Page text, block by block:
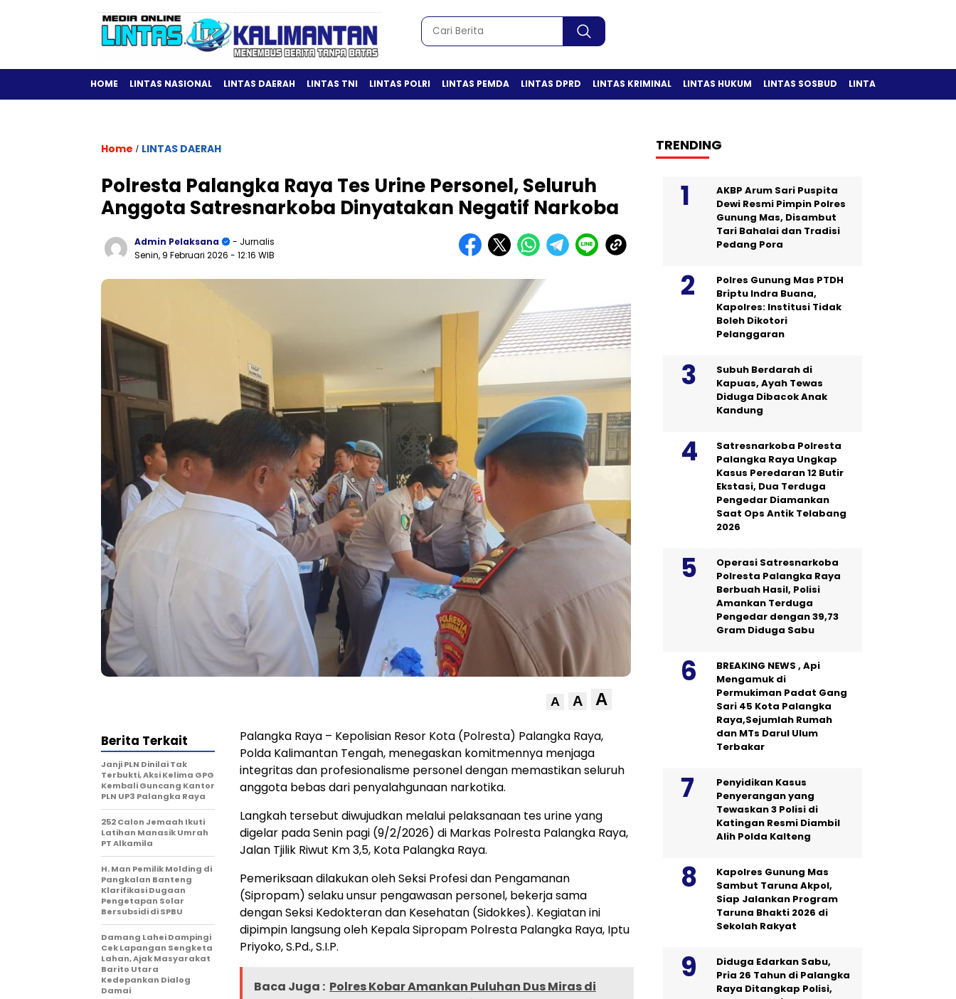
HOME LINTAS NASIONAL LINTAS DAERAH LINTAS TNI LINTAS POLRI LINTAS PEMDA LINTAS DPRD LINTAS KRIMINAL LINTAS HUKUM LINTAS SOSBUD LINTAS OLAH RAGA
Home / LINTAS DAERAH
Polresta Palangka Raya Tes Urine Personel, Seluruh
Anggota Satresnarkoba Dinyatakan Negatif Narkoba
Admin Pelaksana
- Jurnalis
Senin, 9 Februari 2026 - 12:16 WIB
A A A
Palangka Raya – Kepolisian Resor Kota (Polresta) Palangka Raya,
Polda Kalimantan Tengah, menegaskan komitmennya menjaga
integritas dan profesionalisme personel dengan memastikan seluruh
anggota bebas dari penyalahgunaan narkotika.
Langkah tersebut diwujudkan melalui pelaksanaan tes urine yang
digelar pada Senin pagi (9/2/2026) di Markas Polresta Palangka Raya,
Jalan Tjilik Riwut Km 3,5, Kota Palangka Raya.
Pemeriksaan dilakukan oleh Seksi Profesi dan Pengamanan
(Sipropam) selaku unsur pengawasan personel, bekerja sama
dengan Seksi Kedokteran dan Kesehatan (Sidokkes). Kegiatan ini
dipimpin langsung oleh Kepala Sipropam Polresta Palangka Raya, Iptu
Priyoko, S.Pd., S.I.P.
Baca Juga : Polres Kobar Amankan Puluhan Dus Miras di
Berita Terkait
Janji PLN Dinilai Tak
Terbukti, Aksi Kelima GPG
Kembali Guncang Kantor
PLN UP3 Palangka Raya
252 Calon Jemaah Ikuti
Latihan Manasik Umrah
PT Alkamila
H. Man Pemilik Molding di
Pangkalan Banteng
Klarifikasi Dugaan
Pengetapan Solar
Bersubsidi di SPBU
Damang Lahei Dampingi
Cek Lapangan Sengketa
Lahan, Ajak Masyarakat
Barito Utara
Kedepankan Dialog
Damai
TRENDING
AKBP Arum Sari Puspita
Dewi Resmi Pimpin Polres
Gunung Mas, Disambut
Tari Bahalai dan Tradisi
Pedang Pora
Polres Gunung Mas PTDH
Briptu Indra Buana,
Kapolres: Institusi Tidak
Boleh Dikotori
Pelanggaran
Subuh Berdarah di
Kapuas, Ayah Tewas
Diduga Dibacok Anak
Kandung
Satresnarkoba Polresta
Palangka Raya Ungkap
Kasus Peredaran 12 Butir
Ekstasi, Dua Terduga
Pengedar Diamankan
Saat Ops Antik Telabang
2026
Operasi Satresnarkoba
Polresta Palangka Raya
Berbuah Hasil, Polisi
Amankan Terduga
Pengedar dengan 39,73
Gram Diduga Sabu
BREAKING NEWS , Api
Mengamuk di
Permukiman Padat Gang
Sari 45 Kota Palangka
Raya,Sejumlah Rumah
dan MTs Darul Ulum
Terbakar
Penyidikan Kasus
Penyerangan yang
Tewaskan 3 Polisi di
Katingan Resmi Diambil
Alih Polda Kalteng
Kapolres Gunung Mas
Sambut Taruna Akpol,
Siap Jalankan Program
Taruna Bhakti 2026 di
Sekolah Rakyat
Diduga Edarkan Sabu,
Pria 26 Tahun di Palangka
Raya Ditangkap Polisi,